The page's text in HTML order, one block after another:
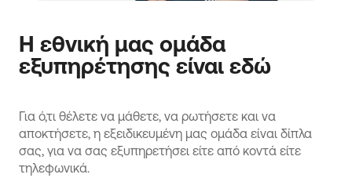
Η εθνική μας ομάδα
εξυπηρέτησης είναι εδώ
Για ό,τι θέλετε να μάθετε, να ρωτήσετε και να
αποκτήσετε, η εξειδικευμένη μας ομάδα είναι δίπλα
σας, για να σας εξυπηρετήσει είτε από κοντά είτε
τηλεφωνικά.